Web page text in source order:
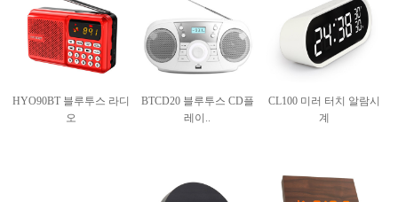
HYO90BT 블루투스 라디
오
BTCD20 블루투스 CD플
레이..
CL100 미러 터치 알람시
계